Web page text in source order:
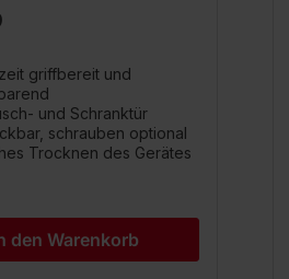
griffbereit und
und Schranktür
schrauben optional
Trocknen des Gerätes
den Warenkorb